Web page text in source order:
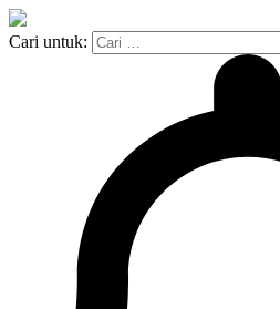
Cari untuk: